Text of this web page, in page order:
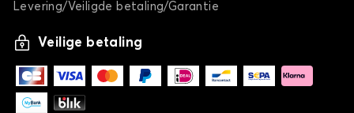
Levering/Veiligde betaling/Garantie
Veilige betaling